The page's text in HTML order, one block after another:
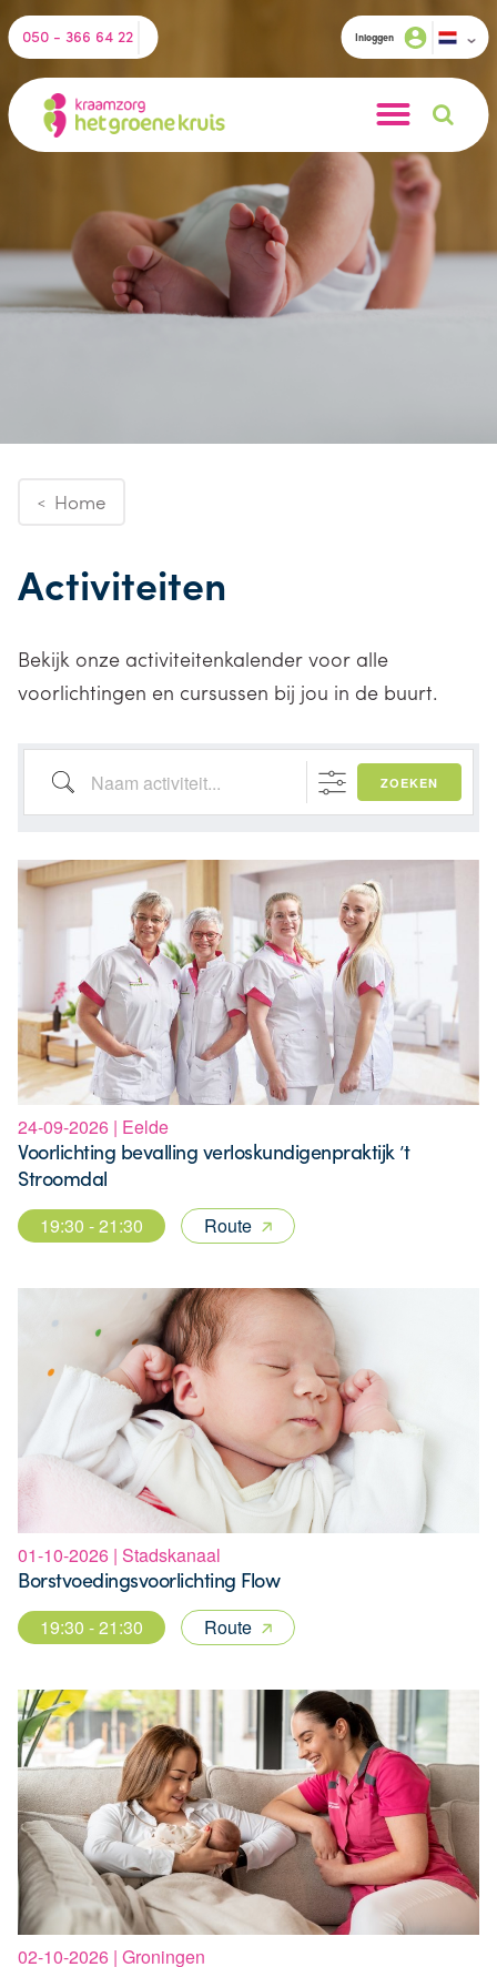
050 - 366 64 22 Inloggen
< Home
Activiteiten
Bekijk onze activiteitenkalender voor alle
voorlichtingen en cursussen bij jou in de buurt.
Naam activiteit... ZOEKEN
24-09-2026 | Eelde
Voorlichting bevalling verloskundigenpraktijk ’t
Stroomdal
19:30 - 21:30 Route
01-10-2026 | Stadskanaal
Borstvoedingsvoorlichting Flow
19:30 - 21:30 Route
02-10-2026 | Groningen